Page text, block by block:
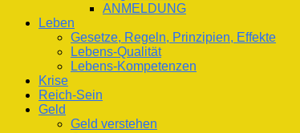
ANMELDUNG
Leben
Gesetze, Regeln, Prinzipien, Effekte
Lebens-Qualität
Lebens-Kompetenzen
Krise
Reich-Sein
Geld
Geld verstehen